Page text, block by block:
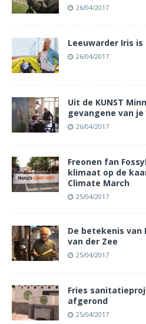
26/04/2017
Leeuwarder Iris is
26/04/2017
Uit de KUNST
gevangene van
26/04/2017
Freonen fan
klimaat op de
Climate March
25/04/2017
De betekenis van
van der Zee
25/04/2017
Fries
afgerond
25/04/2017